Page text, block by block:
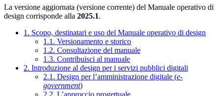
La versione aggiornata (versione corrente) del Manuale operativo di
design corrisponde alla 2025.1.
1. Scopo, destinatari e uso del Manuale operativo di design
1.1. Versionamento e storico
1.2. Consultazione del manuale
1.3. Contribuisci al manuale
2. Introduzione al design per i servizi pubblici digitali
2.1. Design per l’amministrazione digitale (e-
government)
2.2. L’approccio progettuale